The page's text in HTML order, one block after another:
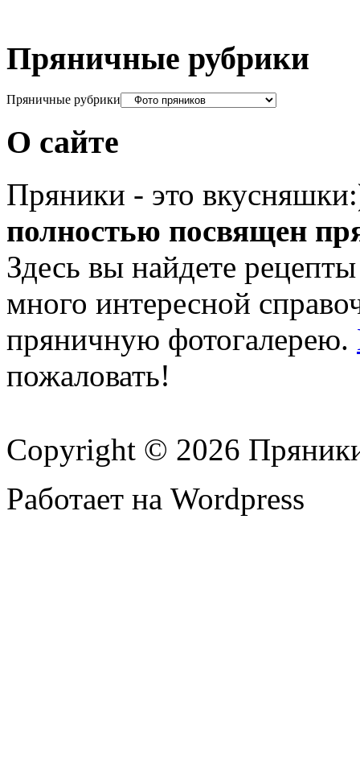
Пряничные рубрики
Пряничные рубрики
О сайте
Пряники - это
полностью посвящен
Здесь вы найдете
много интересной
пряничную фотогалерею.
пожаловать!
Copyright © 2026
Работает на Wordpress